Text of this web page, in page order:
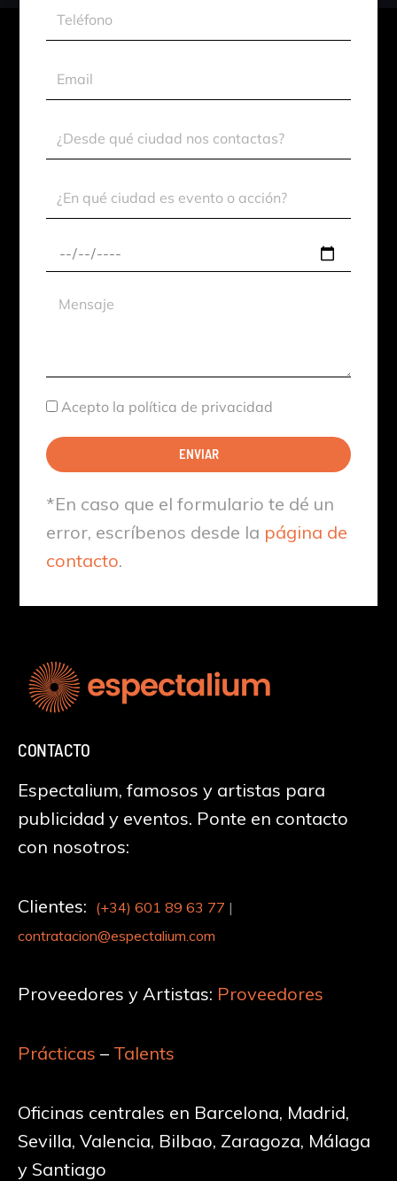
Contacto
Evento
Fecha
aproximada
Mensaje
Aceptación
Acepto la política de privacidad
ENVIAR
*En caso que el formulario te dé un
error, escríbenos desde la página de
contacto.
CONTACTO
Espectalium, famosos y artistas para
publicidad y eventos. Ponte en contacto
con nosotros:
Clientes: (+34) 601 89 63 77 |
contratacion@espectalium.com
Proveedores y Artistas: Proveedores
Prácticas – Talents
Oficinas centrales en Barcelona, Madrid,
Sevilla, Valencia, Bilbao, Zaragoza, Málaga
y Santiago